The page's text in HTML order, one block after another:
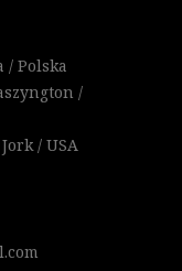
/ Polska
/
/ USA